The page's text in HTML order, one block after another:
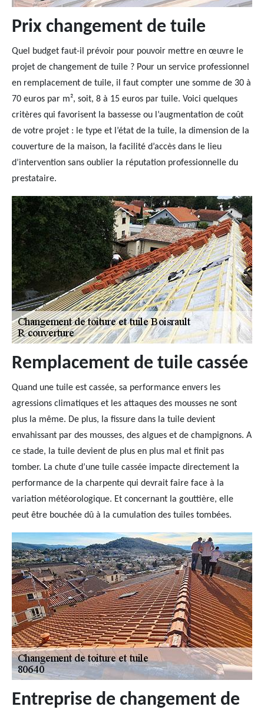
Prix changement de tuile
Quel budget faut-il prévoir pour pouvoir mettre en œuvre le
projet de changement de tuile ? Pour un service professionnel
en remplacement de tuile, il faut compter une somme de 30 à
70 euros par m², soit, 8 à 15 euros par tuile. Voici quelques
critères qui favorisent la bassesse ou l’augmentation de coût
de votre projet : le type et l’état de la tuile, la dimension de la
couverture de la maison, la facilité d’accès dans le lieu
d’intervention sans oublier la réputation professionnelle du
prestataire.
Remplacement de tuile cassée
Quand une tuile est cassée, sa performance envers les
agressions climatiques et les attaques des mousses ne sont
plus la même. De plus, la fissure dans la tuile devient
envahissant par des mousses, des algues et de champignons. A
ce stade, la tuile devient de plus en plus mal et finit pas
tomber. La chute d’une tuile cassée impacte directement la
performance de la charpente qui devrait faire face à la
variation météorologique. Et concernant la gouttière, elle
peut être bouchée dû à la cumulation des tuiles tombées.
Entreprise de changement de